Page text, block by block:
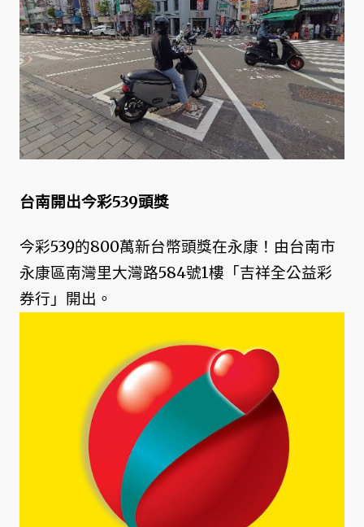
台南開出今彩539頭獎
今彩539的800萬新台幣頭獎在永康！由台南市
永康區南灣里大灣路584號1樓「吉祥全公益彩
券行」開出。